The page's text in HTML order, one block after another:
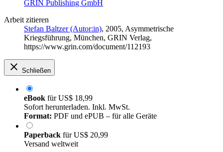
GRIN Publishing GmbH
Arbeit zitieren
Stefan Baltzer (Autor:in), 2005, Asymmetrische
Kriegsführung, München, GRIN Verlag,
https://www.grin.com/document/112193
Schließen
eBook fürUS$ 18,99
Sofort herunterladen. Inkl. MwSt.
Format: PDF und ePUB – für alle Geräte
Paperback fürUS$ 20,99
Versand weltweit